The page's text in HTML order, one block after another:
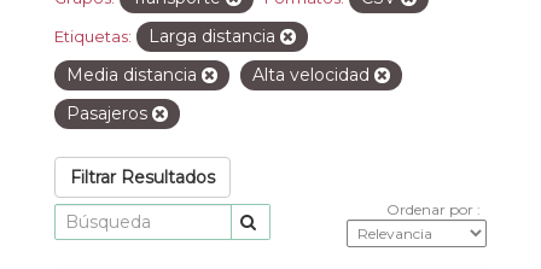
Etiquetas:
Larga distancia
Media distancia
Alta velocidad
Pasajeros
Filtrar Resultados
Ordenar por